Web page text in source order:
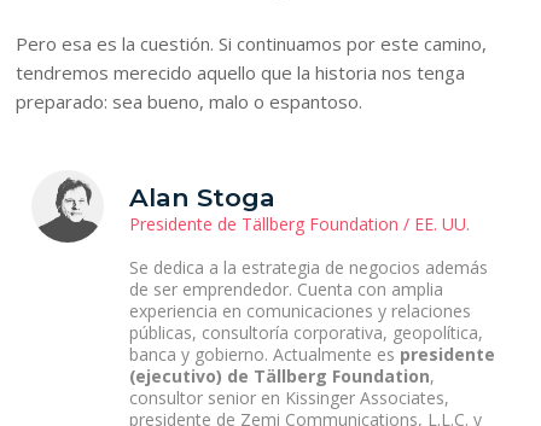
Pero esa es la cuestión. Si continuamos por este camino,
tendremos merecido aquello que la historia nos tenga
preparado: sea bueno, malo o espantoso.
Alan Stoga
Presidente de Tällberg Foundation / EE. UU.
Se dedica a la estrategia de negocios además
de ser emprendedor. Cuenta con amplia
experiencia en comunicaciones y relaciones
públicas, consultoría corporativa, geopolítica,
banca y gobierno. Actualmente es presidente
(ejecutivo) de Tällberg Foundation,
consultor senior en Kissinger Associates,
presidente de Zemi Communications, L.L.C. y